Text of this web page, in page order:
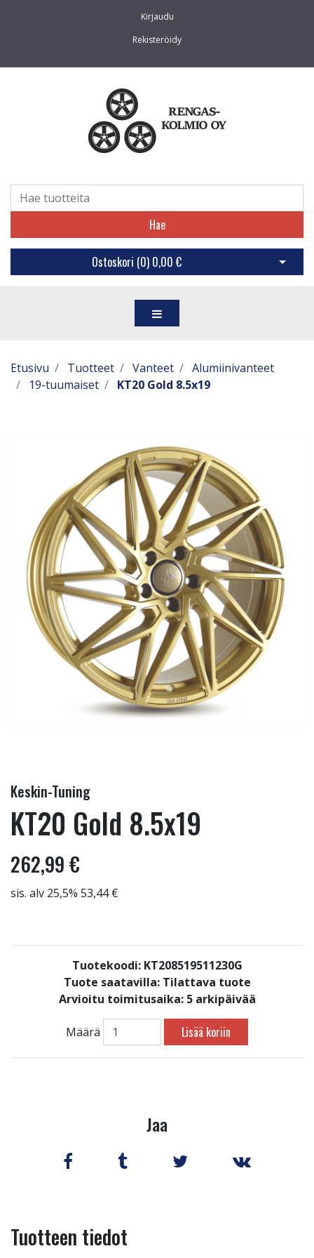
Kirjaudu
Rekisteröidy
Hae
Ostoskori (0) 0,00 € Avaa
Etusivu Tuotteet Vanteet
Alumiinivanteet
19-tuumaiset
KT20 Gold 8.5x19
Keskin-Tuning
KT20 Gold 8.5x19
262,99 €
sis. alv 25,5% 53,44 €
Tuotekoodi: KT208519511230G
Tuote saatavilla: Tilattava tuote
Arvioitu toimitusaika: 5 arkipäivää
Määrä Lisää koriin
Jaa
Tuotteen tiedot